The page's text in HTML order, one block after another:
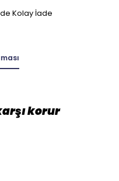
Kolay İade
korur